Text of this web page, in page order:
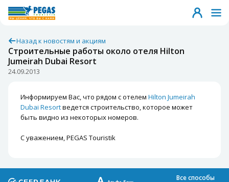
Назад к новостям и акциям
Строительные работы около отеля Hilton
Jumeirah Dubai Resort
24.09.2013
Информируем Вас, что рядом с отелем Hilton Jumeirah
Dubai Resortведется строительство, которое может
быть видно из некоторых номеров.
С уважением, PEGAS Touristik
Все способы